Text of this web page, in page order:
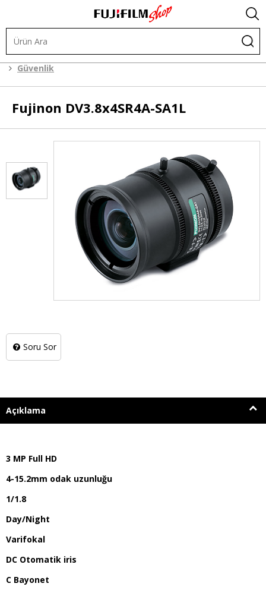
Güvenlik
Fujinon DV3.8x4SR4A-SA1L
Soru Sor
Açıklama
3 MP Full HD
4-15.2mm odak uzunluğu
1/1.8
Day/Night
Varifokal
DC Otomatik iris
C Bayonet